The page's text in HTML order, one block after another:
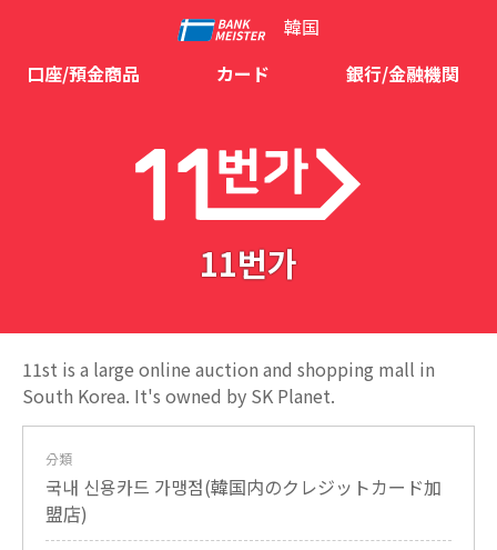
韓国
口座/預金商品
カード 銀行/金融機関
11번가
11st is a large online auction and shopping mall in
South Korea. It's owned by SK Planet.
分類
국내 신용카드 가맹점(韓国内のクレジットカード加
盟店)